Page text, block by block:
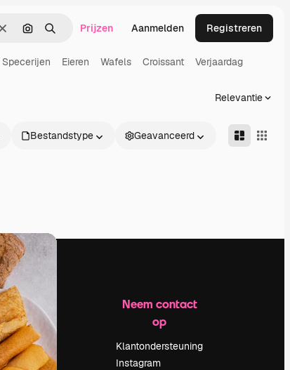
WissenZoeken op afbeelding
ZoekenPrijzen Aanmelden Registreren
Specerijen Eieren Wafels Croissant Verjaardag
Relevantie
Bestandstype Geavanceerd
Bedrijf
Prijzen
Over ons
Reviews
Neem contact
op
Klantondersteuning
Instagram